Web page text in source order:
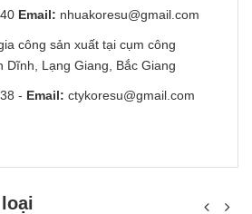
Email: nhuakoresu@gmail.com
công sản xuất tại cụm công
Dĩnh, Lạng Giang, Bắc Giang
- Email: ctykoresu@gmail.com